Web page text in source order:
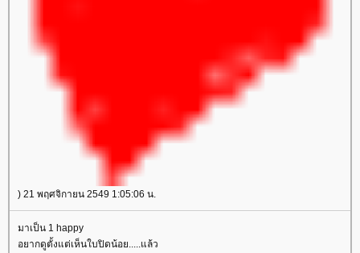
) 21 พฤศจิกายน 2549 1:05:06 น.
มาเป็น 1 happy
อยากดูตั้งแต่เห็นใบปิดน้อย.....แล้ว